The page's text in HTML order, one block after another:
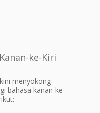
ke-Kiri
menyokong
bahasa kanan-ke-